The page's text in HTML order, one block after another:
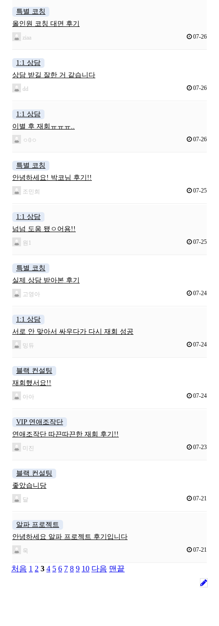
특별 코칭
올인원 코칭 대면 후기
ziaa 07-26
1:1 상담
상담 받길 잘한 거 같습니다
dd 07-26
1:1 상담
이별 후 재회ㅠㅠㅠ..
ㅇ0ㅇ 07-26
특별 코칭
안녕하세요! 박코님 후기!!
조민희 07-25
1:1 상담
넘넘 도움 됐ㅇ어용!!
원1 07-25
특별 코칭
실제 상담 받아본 후기
고영아 07-24
1:1 상담
서로 안 맞아서 싸우다가 다시 재회 성공
밍듀 07-24
블랙 컨설팅
재회했서요!!
아아 07-24
VIP 연애조작단
연애조작단 따끈따끈한 재회 후기!!
미진 07-23
블랙 컨설팅
좋았습니당
달 07-21
알파 프로젝트
안녕하세요 알파 프로젝트 후기입니다
욱 07-21
처음 1 2 3 4 5 6 7 8 9 10 다음 맨끝